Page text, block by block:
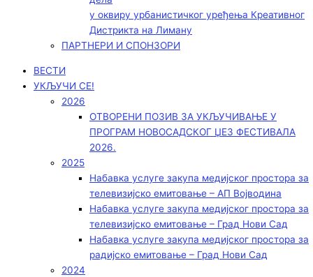
у оквиру урбанистичког уређења Креативног
Дистрикта на Лиману
ПАРТНЕРИ И СПОНЗОРИ
ВЕСТИ
УКЉУЧИ СЕ!
2026
ОТВОРЕНИ ПОЗИВ ЗА УКЉУЧИВАЊЕ У
ПРОГРАМ НОВОСАДСКОГ ЏЕЗ ФЕСТИВАЛА
2026.
2025
Набавка услуге закупа медијског простора за
телевизијско емитовање – АП Војводинa
Набавка услуге закупа медијског простора за
телевизијско емитовање – Град Нови Сад
Набавка услуге закупа медијског простора за
радијско емитовање – Град Нови Сад
2024